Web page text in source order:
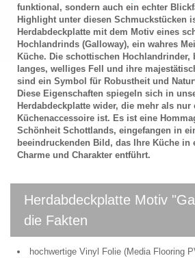
funktional, sondern auch ein echter
Highlight unter diesen Schmuckstücken
Herdabdeckplatte mit dem Motiv eines
Hochlandrinds (Galloway), ein wahres
Küche. Die schottischen Hochlandrinder,
langes, welliges Fell und ihre
sind ein Symbol für Robustheit und
Diese Eigenschaften spiegeln sich in
Herdabdeckplatte wider, die mehr als nur
Küchenaccessoire ist. Es ist eine
Schönheit Schottlands, eingefangen in
beeindruckenden Bild, das Ihre Küche in
Charme und Charakter entführt.
Herdabdeckplatte Motiv
die Fakten
hochwertige Vinyl Folie (Media Flooring